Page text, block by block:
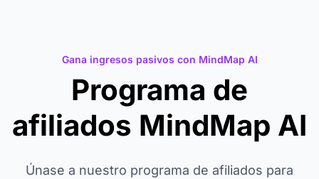
Gana ingresos pasivos con MindMap AI
Programa de
afiliados MindMap AI
Únase a nuestro programa de afiliados para